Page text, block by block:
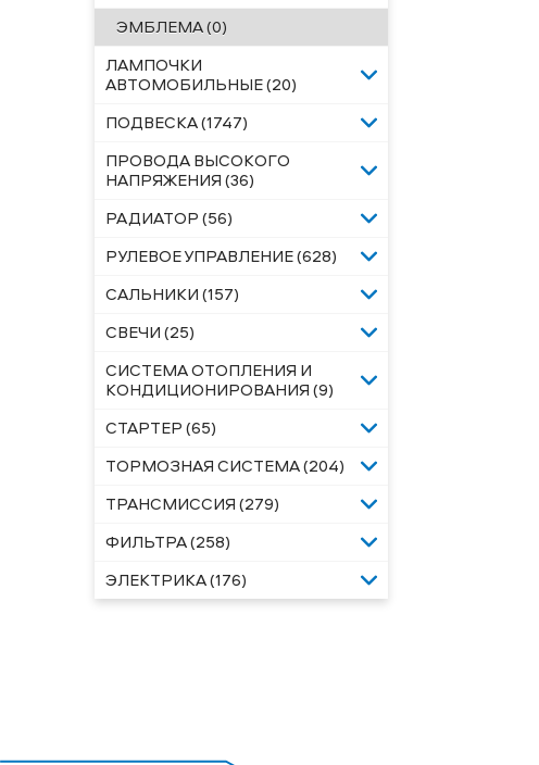
ЭМБЛЕМА (0)
ЛАМПОЧКИ
АВТОМОБИЛЬНЫЕ (20)
ПОДВЕСКА (1747)
ПРОВОДА ВЫСОКОГО
НАПРЯЖЕНИЯ (36)
РАДИАТОР (56)
РУЛЕВОЕ УПРАВЛЕНИЕ (628)
САЛЬНИКИ (157)
СВЕЧИ (25)
СИСТЕМА ОТОПЛЕНИЯ И
КОНДИЦИОНИРОВАНИЯ (9)
СТАРТЕР (65)
ТОРМОЗНАЯ СИСТЕМА (204)
ТРАНСМИССИЯ (279)
ФИЛЬТРА (258)
ЭЛЕКТРИКА (176)